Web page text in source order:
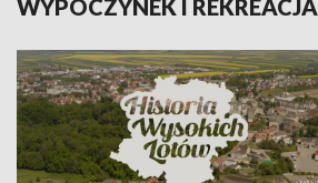
WYPOCZYNEK I REKREACJA